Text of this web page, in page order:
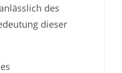
des
dieser